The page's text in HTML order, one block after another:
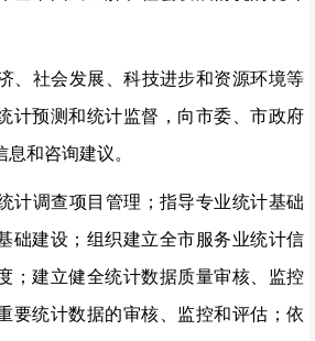
、社会发展、科技进步和资源环境等
计预测和统计监督，向市委、市政府
和咨询建议。
计调查项目管理；指导专业统计基础
础建设；组织建立全市服务业统计信
；建立健全统计数据质量审核、监控
要统计数据的审核、监控和评估；依